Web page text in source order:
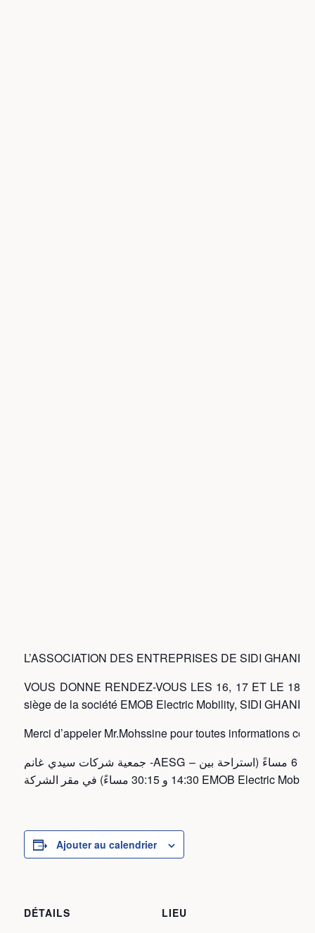
L’ASSOCIATION DES ENTREPRISES DE SIDI
VOUS DONNE RENDEZ-VOUS LES 16, 17 ET LE 18
siège de la société EMOB Electric Mobility, SIDI
Merci d’appeler Mr.Mohssine pour toutes informations
جمعية شركات سيدي غانم -AESG – موعدنا أيام 16 و17 و18 مارس 2022 من الساعة 10 صباحًا حتى الساعة 6 مساءً (استراحة بين
Ajouter au calendrier
DÉTAILS
LIEU